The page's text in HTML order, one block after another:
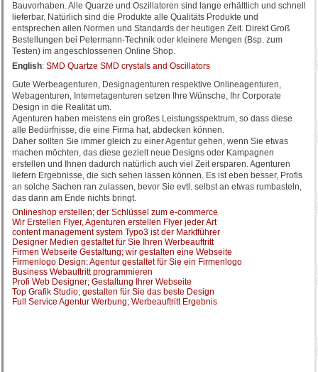
Bauvorhaben. Alle Quarze und Oszillatoren sind lange erhältlich und schnell
lieferbar. Natürlich sind die Produkte alle Qualitäts Produkte und
entsprechen allen Normen und Standards der heutigen Zeit. Direkt Groß
Bestellungen bei Petermann-Technik oder kleinere Mengen (Bsp. zum
Testen) im angeschlossenen Online Shop.
English: SMD Quartze SMD crystals and Oscillators
Gute Werbeagenturen, Designagenturen respektive Onlineagenturen,
Webagenturen, Internetagenturen setzen Ihre Wünsche, Ihr Corporate
Design in die Realität um.
Agenturen haben meistens ein großes Leistungsspektrum, so dass diese
alle Bedürfnisse, die eine Firma hat, abdecken können.
Daher sollten Sie immer gleich zu einer Agentur gehen, wenn Sie etwas
machen möchten, das diese gezielt neue Designs oder Kampagnen
erstellen und Ihnen dadurch natürlich auch viel Zeit ersparen. Agenturen
liefern Ergebnisse, die sich sehen lassen können. Es ist eben besser, Profis
an solche Sachen ran zulassen, bevor Sie evtl. selbst an etwas rumbasteln,
das dann am Ende nichts bringt.
Onlineshop erstellen; der Schlüssel zum e-commerce
Wir Erstellen Flyer, Agenturen erstellen Flyer jeder Art
content management system Typo3 ist der Marktführer
Designer Medien gestaltet für Sie Ihren Werbeauftritt
Firmen Webseite Gestaltung; wir gestalten eine Webseite
Firmenlogo Design; Agentur gestaltet für Sie ein Firmenlogo
Business Webauftritt programmieren
Profi Web Designer; Gestaltung Ihrer Webseite
Top Grafik Studio; gestalten für Sie das beste Design
Full Service Agentur Werbung; Werbeauftritt Ergebnis